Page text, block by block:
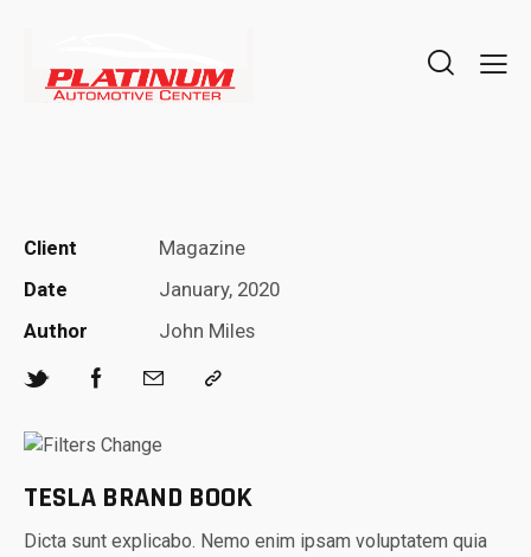
Client
Magazine
Date
January, 2020
Author
John Miles
TESLA BRAND BOOK
Dicta sunt explicabo. Nemo enim ipsam voluptatem quia